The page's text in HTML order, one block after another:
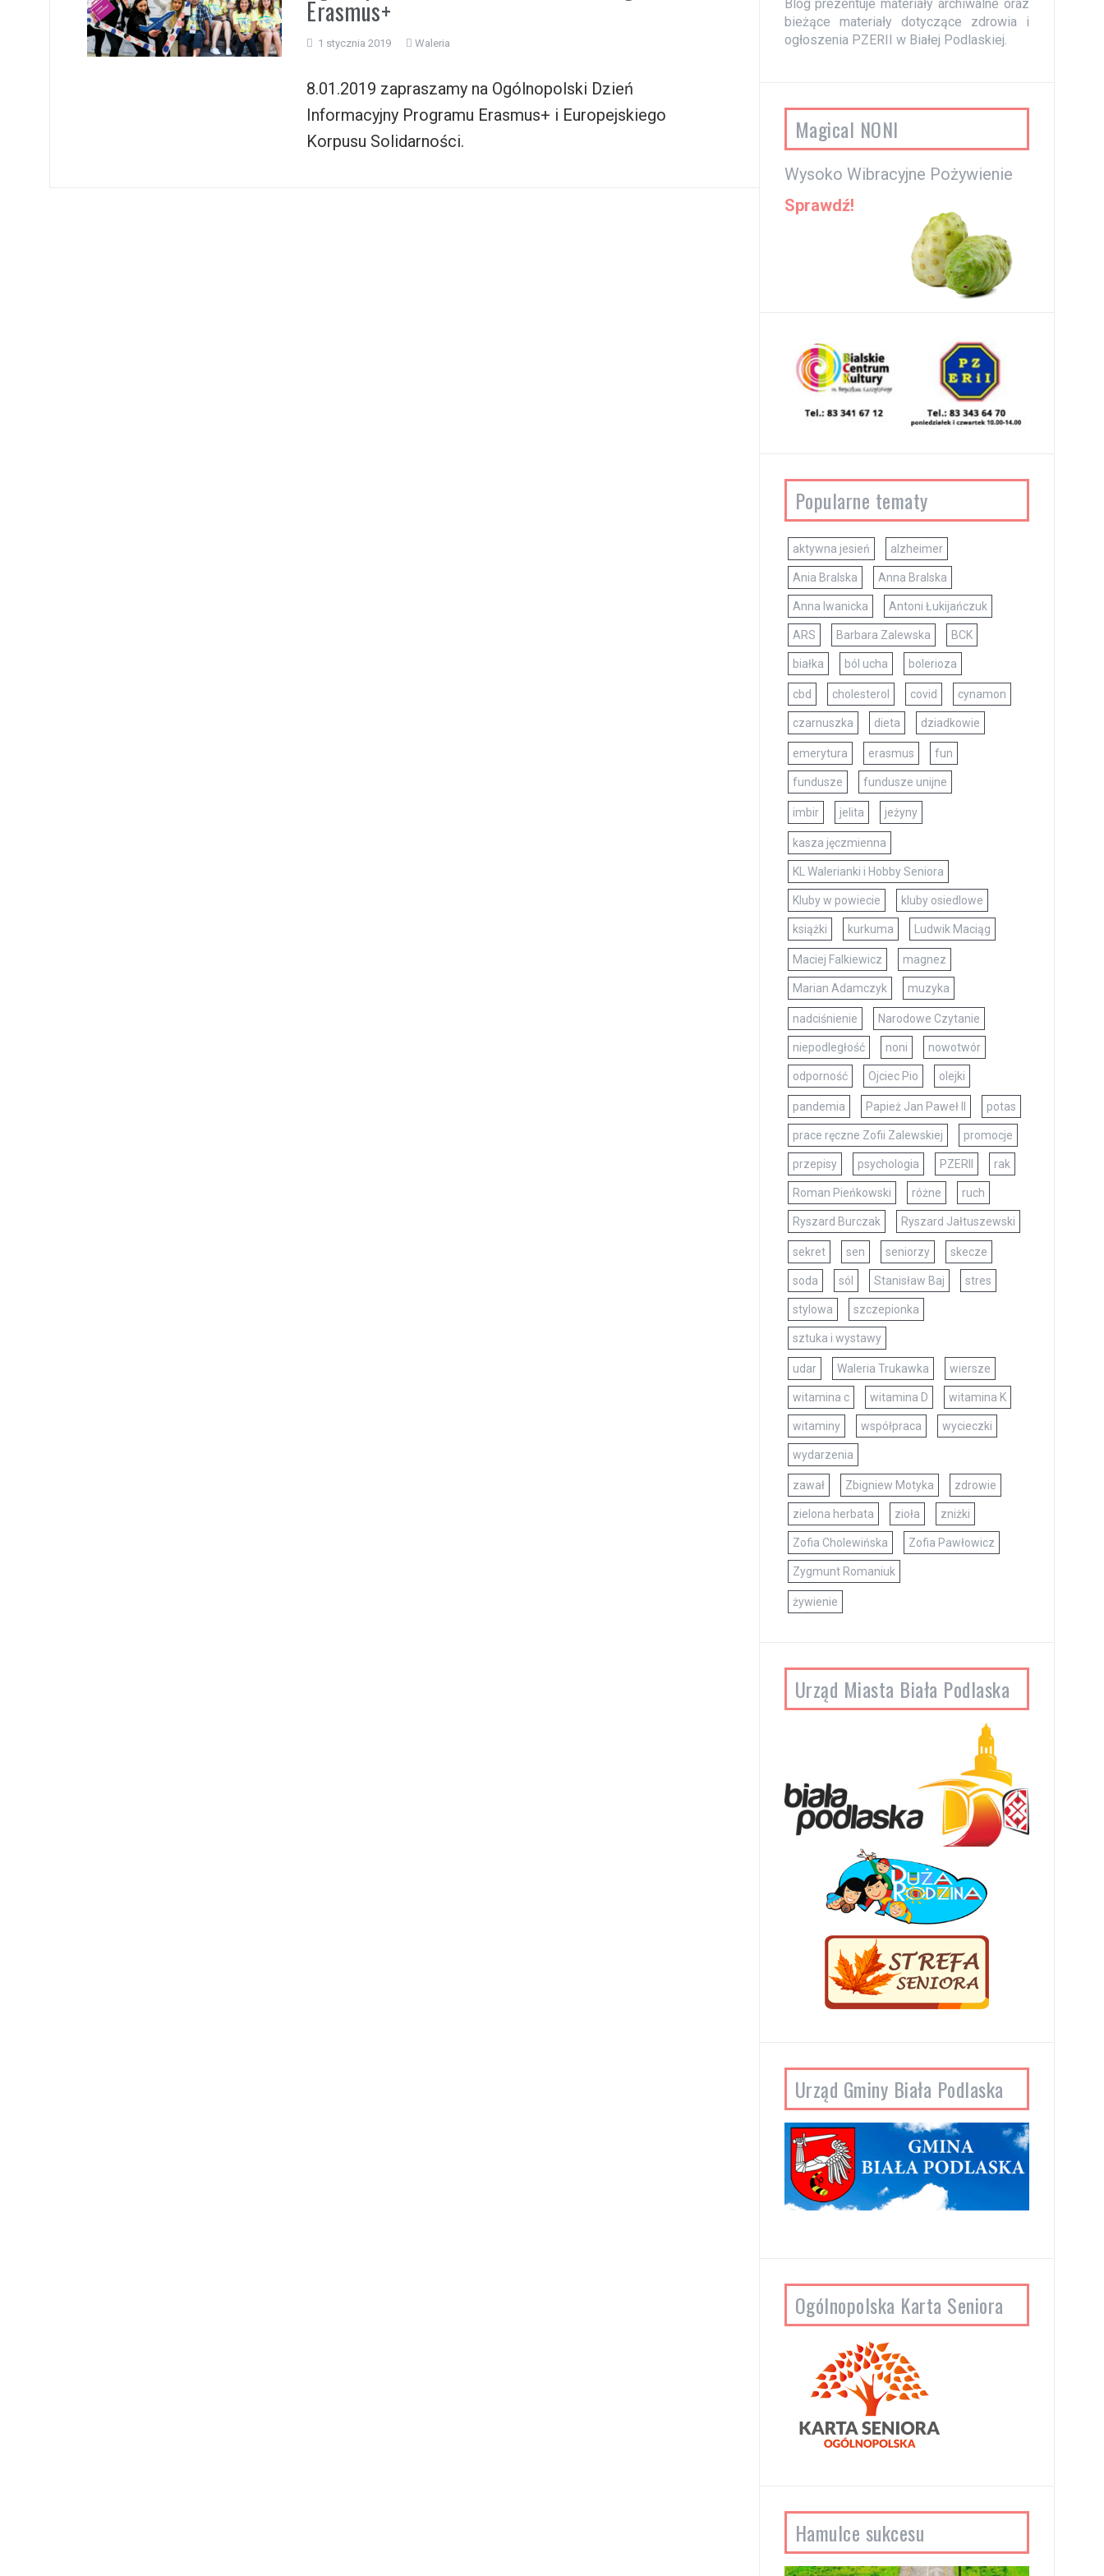
Erasmus+
1 stycznia 2019 Waleria
8.01.2019 zapraszamy na Ogólnopolski Dzień
Informacyjny Programu Erasmus+ i Europejskiego
Korpusu Solidarności.
Blog prezentuje materiały archiwalne oraz
bieżące materiały dotyczące zdrowia i
ogłoszenia PZERII w Białej Podlaskiej.
Magical NONI
Wysoko Wibracyjne Pożywienie
Sprawdź!
Popularne tematy
aktywna jesień alzheimer
Ania Bralska Anna Bralska
Anna Iwanicka Antoni Łukijańczuk
ARS Barbara Zalewska BCK
białka ból ucha bolerioza
cbd cholesterol covid cynamon
czarnuszka dieta dziadkowie
emerytura erasmus fun
fundusze fundusze unijne
imbir jelita jeżyny
kasza jęczmienna
KL Walerianki i Hobby Seniora
Kluby w powiecie kluby osiedlowe
książki kurkuma Ludwik Maciąg
Maciej Falkiewicz magnez
Marian Adamczyk muzyka
nadciśnienie Narodowe Czytanie
niepodległość noni nowotwór
odporność Ojciec Pio olejki
pandemia Papież Jan Paweł II potas
prace ręczne Zofii Zalewskiej promocje
przepisy psychologia PZERII rak
Roman Pieńkowski różne ruch
Ryszard Burczak Ryszard Jałtuszewski
sekret sen seniorzy skecze
soda sól Stanisław Baj stres
stylowa szczepionka
sztuka i wystawy
udar Waleria Trukawka wiersze
witamina c witamina D witamina K
witaminy współpraca wycieczki
wydarzenia
zawał Zbigniew Motyka zdrowie
zielona herbata zioła zniżki
Zofia Cholewińska Zofia Pawłowicz
Zygmunt Romaniuk
żywienie
Urząd Miasta Biała Podlaska
Urząd Gminy Biała Podlaska
Ogólnopolska Karta Seniora
Hamulce sukcesu